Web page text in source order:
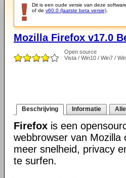
Dit is een oude versie van deze
of de v60.0 (laatste beta versie)
Mozilla Firefox v17.0
Open source
Vista / Win10 / Win7 /
Beschrijving Informatie
Firefox is een
webbrowser van Mozilla
meer snelheid, privacy
te surfen.